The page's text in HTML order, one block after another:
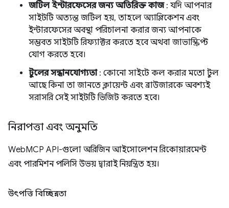
জটিল ইন্টারফেসের জন্য অতিরিক্ত কাজ: যদি আপনার
সাইটটি অত্যন্ত জটিল হয়, তাহলে অ্যাপ্লিকেশন এবং
ইন্টারফেসের অবস্থা পরিচালনা করার জন্য আপনাকে
সম্ভবত সাইটটি রিফ্যাক্টর করতে হবে অথবা জাভাস্ক্রিপ্ট
যোগ করতে হবে।
টুলের সন্ধানযোগ্যতা: কোনো সাইটে কল করার মতো টুল
আছে কিনা তা জানতে ক্লায়েন্ট এবং ব্রাউজারকে অবশ্যই
সরাসরি সেই সাইটটি ভিজিট করতে হবে।
নিরাপত্তা এবং অনুমতি
WebMCP API-গুলো অরিজিন আইসোলেশন রিকোয়ারমেন্ট
এবং পারমিশন পলিসি উভয় দ্বারাই নিয়ন্ত্রিত হয়।
উৎপত্তি বিচ্ছিন্নতা